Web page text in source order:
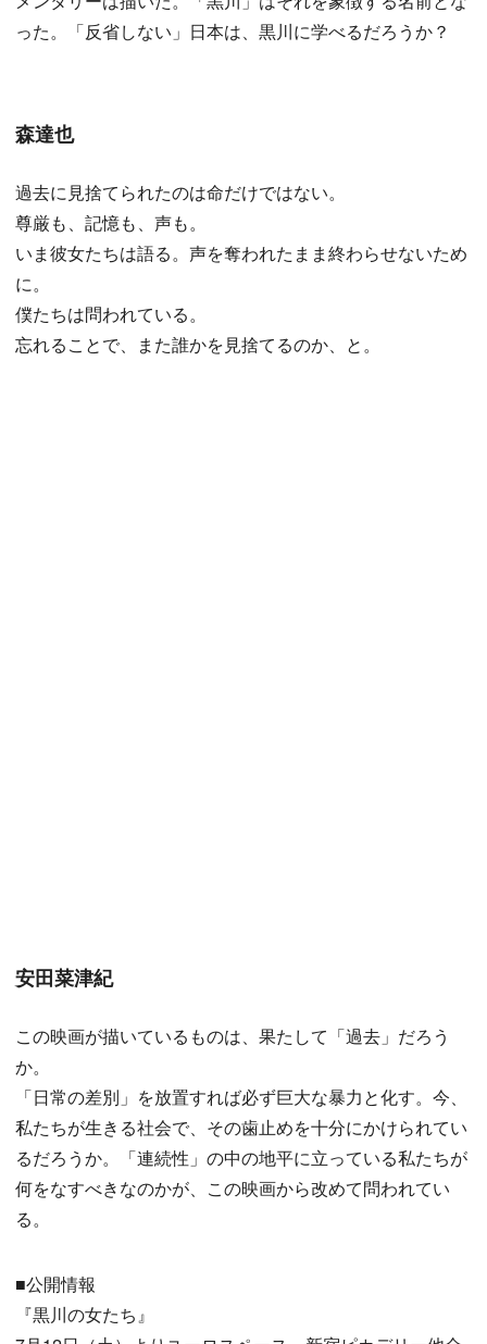
った。「反省しない」日本は、黒川に学べるだろうか？
森達也
過去に見捨てられたのは命だけではない。
尊厳も、記憶も、声も。
いま彼女たちは語る。声を奪われたまま終わらせないため
に。
僕たちは問われている。
忘れることで、また誰かを見捨てるのか、と。
安田菜津紀
この映画が描いているものは、果たして「過去」だろう
か。
「日常の差別」を放置すれば必ず巨大な暴力と化す。今、
私たちが生きる社会で、その歯止めを十分にかけられてい
るだろうか。「連続性」の中の地平に立っている私たちが
何をなすべきなのかが、この映画から改めて問われてい
る。
■公開情報
『黒川の女たち』